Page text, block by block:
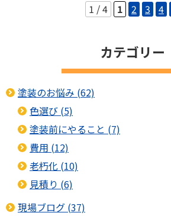
1 / 4 1 2 3 4
カテゴリー
塗装のお悩み (62)
色選び (5)
塗装前にやること (7)
費用 (12)
老朽化 (10)
見積り (6)
現場ブログ (37)